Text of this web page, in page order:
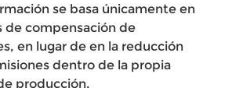
se basa únicamente en
de compensación de
en lugar de en la reducción
dentro de la propia
producción.